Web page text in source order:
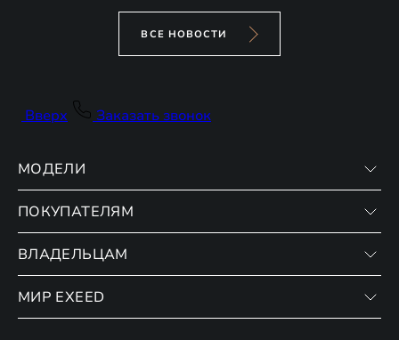
ВСЕ НОВОСТИ
Вверх Заказать звонок
МОДЕЛИ
VX
RX
ПОКУПАТЕЛЯМ
Записаться на тест-драйв
Финансовые программы
Страхование
ВЛАДЕЛЬЦАМ
Записаться на сервис
МИР EXEED